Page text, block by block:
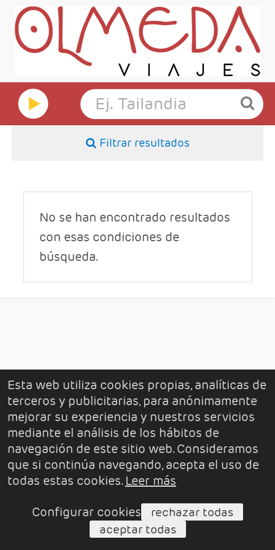
Filtrar resultados
No se han encontrado resultados
con esas condiciones de
búsqueda.
Esta web utiliza cookies propias, analíticas de
terceros y publicitarias, para anónimamente
mejorar su experiencia y nuestros servicios
mediante el análisis de los hábitos de
navegación de este sitio web. Consideramos
que si continúa navegando, acepta el uso de
todas estas cookies. Leer más
Configurar cookies
rechazar todas
aceptar todas